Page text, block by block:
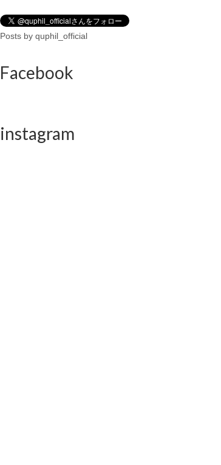
Posts by quphil_official
Facebook
instagram